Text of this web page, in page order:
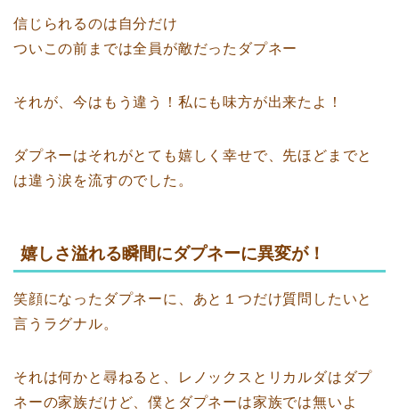
信じられるのは自分だけ
ついこの前までは全員が敵だったダプネー
それが、今はもう違う！私にも味方が出来たよ！
ダプネーはそれがとても嬉しく幸せで、先ほどまでと
は違う涙を流すのでした。
嬉しさ溢れる瞬間にダプネーに異変が！
笑顔になったダプネーに、あと１つだけ質問したいと
言うラグナル。
それは何かと尋ねると、レノックスとリカルダはダプ
ネーの家族だけど、僕とダプネーは家族では無いよ